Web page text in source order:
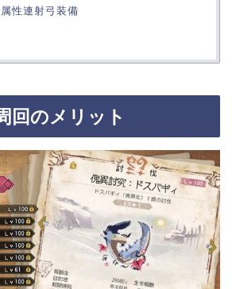
性連射弓装備
回のメリット